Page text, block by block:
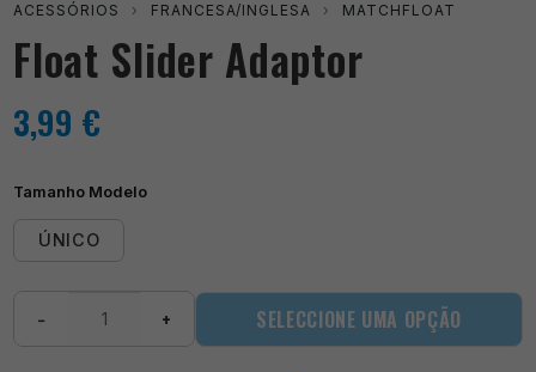
ACESSÓRIOS › FRANCESA/INGLESA › MATCHFLOAT
Float Slider Adaptor
3,99 €
Tamanho Modelo
ÚNICO
− + SELECCIONE UMA OPÇÃO